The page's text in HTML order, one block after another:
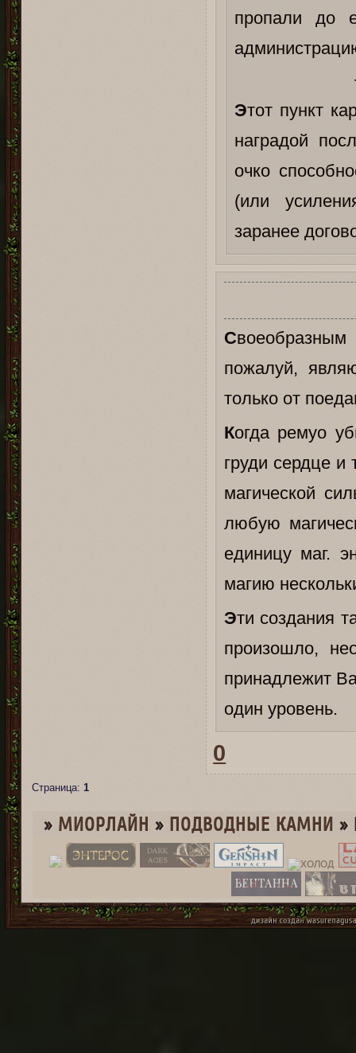
пропали до
Этот пункт
наградой
очко
(или
заранее
С
пожалуй,
только от
Когда ремуо
груди сердце и
магической
любую
единицу маг.
магию
Эти создания
произошло,
принадлежит
один уровень.
0
Страница:1
» МИОРЛАЙН » ­ПОДВОДНЫЕ КАМНИ »